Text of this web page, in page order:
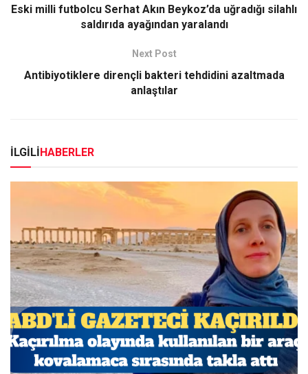
Eski milli futbolcu Serhat Akın Beykoz’da uğradığı silahlı
saldırıda ayağından yaralandı
Next Post
Antibiyotiklere dirençli bakteri tehdidini azaltmada
anlaştılar
İLGİLİ HABERLER